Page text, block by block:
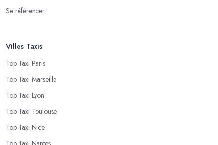
Se référencer
Villes Taxis
Top Taxi Paris
Top Taxi Marseille
Top Taxi Lyon
Top Taxi Toulouse
Top Taxi Nice
Top Taxi Nantes